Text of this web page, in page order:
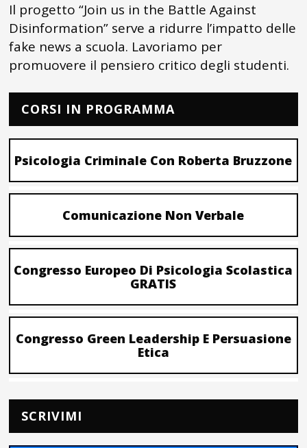
Il progetto “Join us in the Battle Against
Disinformation” serve a ridurre l’impatto delle
fake news a scuola. Lavoriamo per
promuovere il pensiero critico degli studenti.
CORSI IN PROGRAMMA
Psicologia Criminale Con Roberta Bruzzone
Comunicazione Non Verbale
Congresso Europeo Di Psicologia Scolastica
GRATIS
Congresso Green Leadership E Persuasione
Etica
SCRIVIMI